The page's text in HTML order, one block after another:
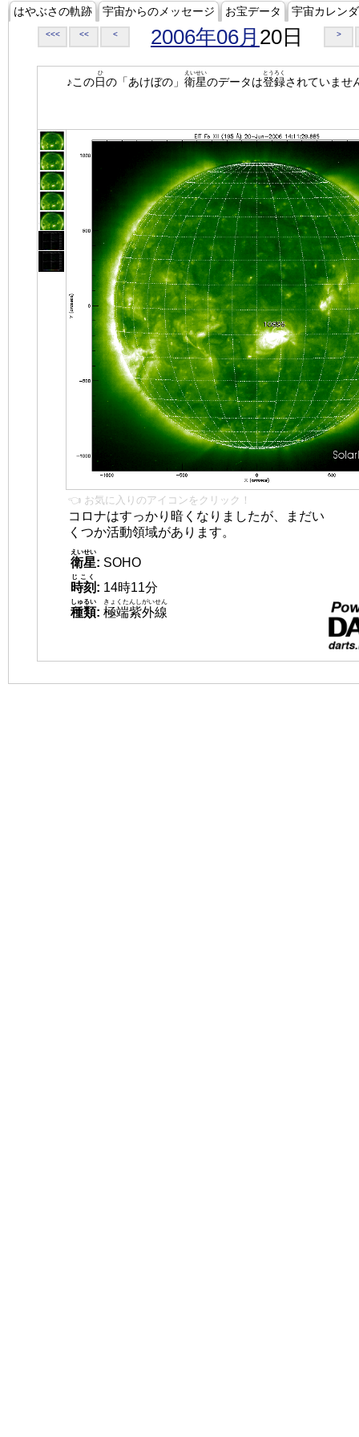
はやぶさの軌跡 宇宙からのメッセージ お宝データ 宇宙カレン
<<< << < 2006年06月 20日 >
♪この日
ひ
の「あけぼの」 衛星
えいせい
のデータは登録
とうろく
されていませ
👈 お気に入りのアイコンをクリック！
コロナはすっかり暗くなりましたが、まだい
くつか活動領域があります。
衛星
えいせい
: SOHO
時刻
じこく
: 14時11分
種類
しゅるい
: 極端紫外線
きょくたんしがいせん